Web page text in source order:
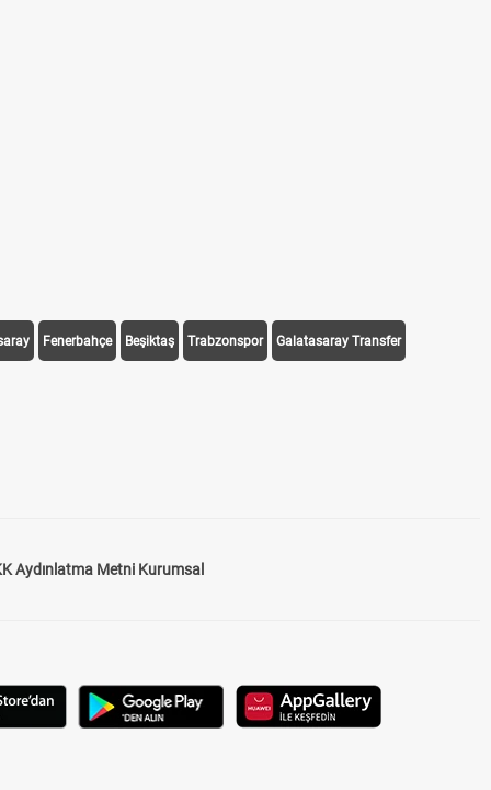
Fenerbahçe Beşiktaş Trabzonspor Galatasaray Transfer
Aydınlatma Metni Kurumsal